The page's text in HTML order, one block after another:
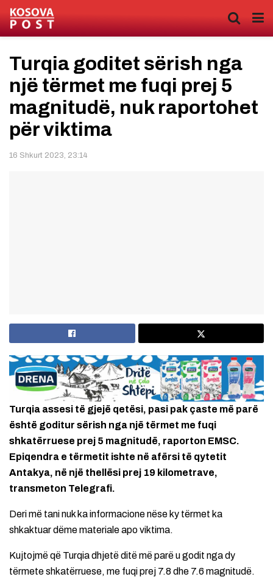
Turqia goditet sërish nga
një tërmet me fuqi prej 5
magnitudë, nuk raportohet
për viktima
16 Shkurt 2023, 23:14
Turqia assesi të gjejë qetësi, pasi pak çaste më parë
është goditur sërish nga një tërmet me fuqi
shkatërruese prej 5 magnitudë, raporton EMSC.
Epiqendra e tërmetit ishte në afërsi të qytetit
Antakya, në një thellësi prej 19 kilometrave,
transmeton Telegrafi.
Deri më tani nuk ka informacione nëse ky tërmet ka
shkaktuar dëme materiale apo viktima.
Kujtojmë që Turqia dhjetë ditë më parë u godit nga dy
tërmete shkatërruese, me fuqi prej 7.8 dhe 7.6 magnitudë.